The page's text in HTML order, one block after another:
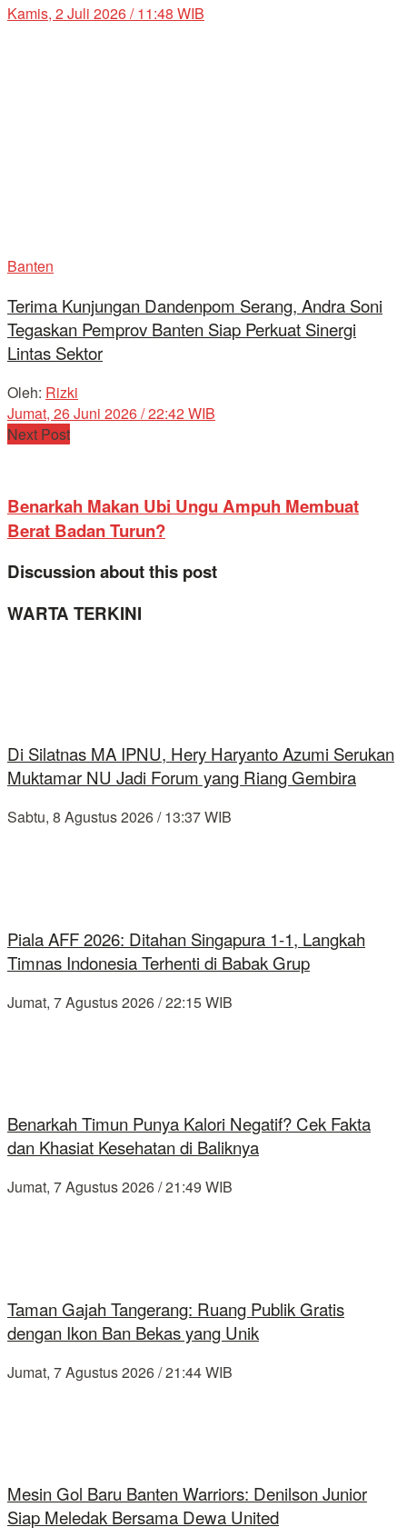
Kamis, 2 Juli 2026 / 11:48 WIB
Banten
Terima Kunjungan Dandenpom Serang, Andra Soni
Tegaskan Pemprov Banten Siap Perkuat Sinergi
Lintas Sektor
Oleh: Rizki
Jumat, 26 Juni 2026 / 22:42 WIB
Next Post
Benarkah Makan Ubi Ungu Ampuh Membuat
Berat Badan Turun?
Discussion about this post
WARTA TERKINI
Di Silatnas MA IPNU, Hery Haryanto Azumi Serukan
Muktamar NU Jadi Forum yang Riang Gembira
Sabtu, 8 Agustus 2026 / 13:37 WIB
Piala AFF 2026: Ditahan Singapura 1-1, Langkah
Timnas Indonesia Terhenti di Babak Grup
Jumat, 7 Agustus 2026 / 22:15 WIB
Benarkah Timun Punya Kalori Negatif? Cek Fakta
dan Khasiat Kesehatan di Baliknya
Jumat, 7 Agustus 2026 / 21:49 WIB
Taman Gajah Tangerang: Ruang Publik Gratis
dengan Ikon Ban Bekas yang Unik
Jumat, 7 Agustus 2026 / 21:44 WIB
Mesin Gol Baru Banten Warriors: Denilson Junior
Siap Meledak Bersama Dewa United